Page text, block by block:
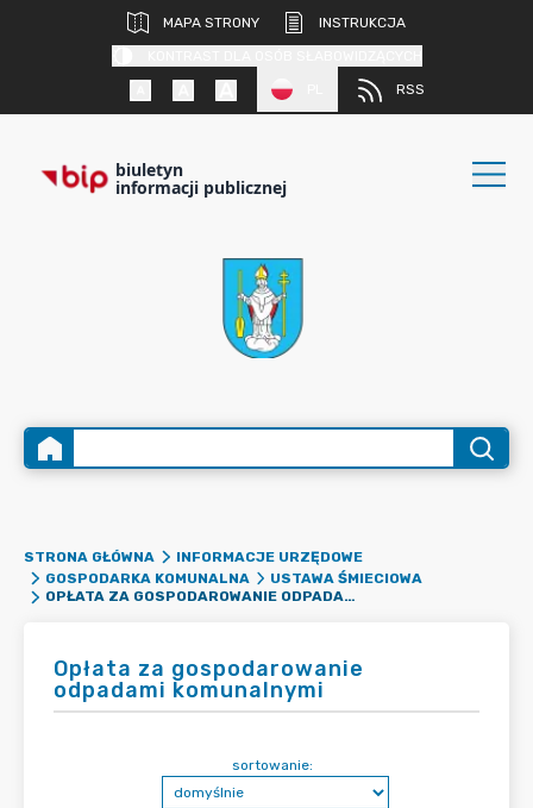
MAPA STRONY
INSTRUKCJA
RSS
biuletyn
informacji publicznej
STRONA GŁÓWNA
INFORMACJE URZĘDOWE
GOSPODARKA KOMUNALNA
USTAWA ŚMIECIOWA
OPŁATA ZA GOSPODAROWANIE ODPADAMI KOMUNALNYMI
Opłata za gospodarowanie
odpadami komunalnymi
sortowanie: